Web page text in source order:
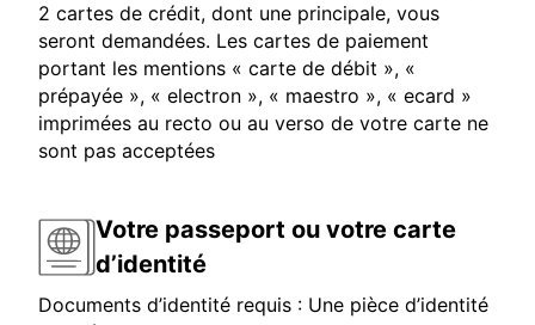
2 cartes de crédit, dont une principale, vous
seront demandées. Les cartes de paiement
portant les mentions « carte de débit », «
prépayée », « electron », « maestro », « ecard »
imprimées au recto ou au verso de votre carte ne
sont pas acceptées
Votre passeport ou votre carte
d’identité
Documents d’identité requis : Une pièce d’identité